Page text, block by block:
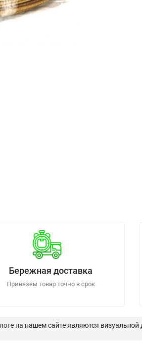
Бережная доставка
Привезем товар точно в срок
на нашем сайте являются